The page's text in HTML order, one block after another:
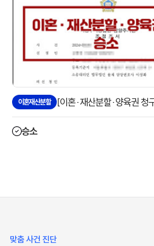
이혼재산분할
승소
맞춤 사건 진단